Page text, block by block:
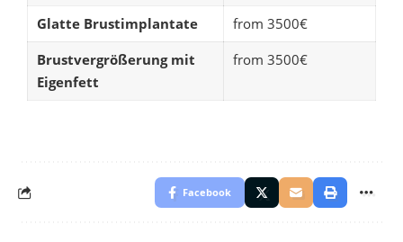
Glatte Brustimplantate
from 3500€
Brustvergrößerung mit
Eigenfett
from 3500€
Facebook